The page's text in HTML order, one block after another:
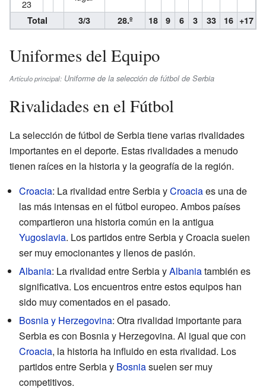
23
Total 3/3 28.º 18 9 6 3 33 16 +17
Uniformes del Equipo
Artículo principal: Uniforme de la selección de fútbol de Serbia
Rivalidades en el Fútbol
La selección de fútbol de Serbia tiene varias rivalidades
importantes en el deporte. Estas rivalidades a menudo
tienen raíces en la historia y la geografía de la región.
Croacia: La rivalidad entre Serbia yCroaciaes una de
las más intensas en el fútbol europeo. Ambos países
compartieron una historia común en la antigua
Yugoslavia. Los partidos entre Serbia y Croacia suelen
ser muy emocionantes y llenos de pasión.
Albania: La rivalidad entre Serbia yAlbaniatambién es
significativa. Los encuentros entre estos equipos han
sido muy comentados en el pasado.
Bosnia y Herzegovina: Otra rivalidad importante para
Serbia es con Bosnia y Herzegovina. Al igual que con
Croacia, la historia ha influido en esta rivalidad. Los
partidos entre Serbia y Bosniasuelen ser muy
competitivos.